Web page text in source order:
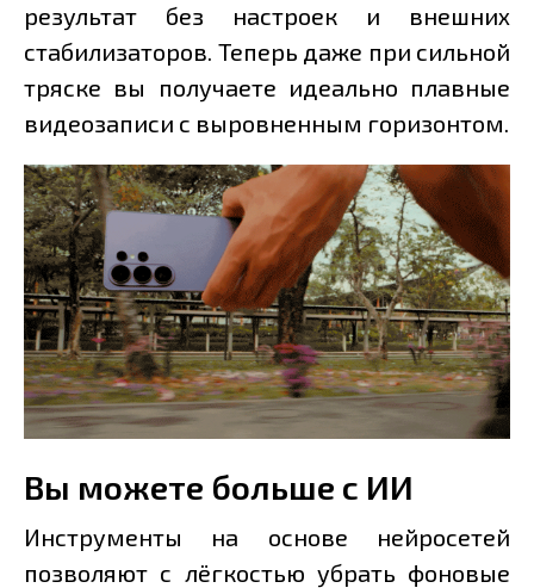
результат без настроек и внешних
стабилизаторов. Теперь даже при сильной
тряске вы получаете идеально плавные
видеозаписи с выровненным горизонтом.
Вы можете больше с ИИ
Инструменты на основе нейросетей
позволяют с лёгкостью убрать фоновые